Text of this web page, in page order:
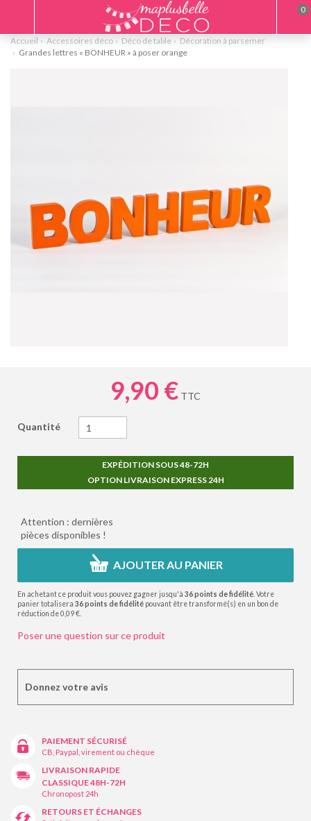
Accueil Accessoires déco Déco de table
Décoration à parsemer
Grandes lettres « BONHEUR » à poser orange
9,90 € TTC
Quantité
EXPÉDITION SOUS 48-72H
OPTION LIVRAISON EXPRESS 24H
Attention : dernières
pièces disponibles !
AJOUTER AU PANIER
En achetant ce produit vous pouvez gagner jusqu'à 36points de fidélité . Votre
panier totalisera 36points de fidélité pouvant être transformé(s) en un bon de
réduction de0,09 €
Poser une question sur ce produit
Donnez votre avis
PAIEMENT SÉCURISÉ
CB, Paypal, virement ou chèque
LIVRAISON RAPIDE
CLASSIQUE 48H-72H
Chronopost 24h
RETOURS ET ÉCHANGES
0